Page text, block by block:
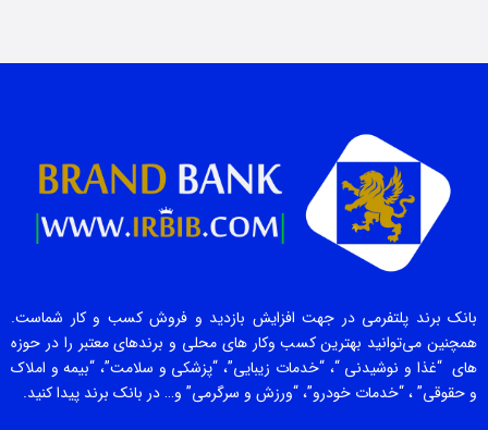
بانک برند پلتفرمی در جهت افزایش بازدید و فروش کسب و کار شماست.
همچنین می‌توانید بهترین کسب وکار های محلی و برندهای معتبر را در حوزه
های “غذا و نوشیدنی “، “خدمات زیبایی”، “پزشکی و سلامت”، “بیمه و املاک
و حقوقی” ، “خدمات خودرو”، “ورزش و سرگرمی” و… در بانک برند پیدا کنید.